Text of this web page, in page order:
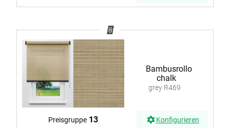
Bambusrollo
chalk
grey R469
Preisgruppe 13 Konfigurieren